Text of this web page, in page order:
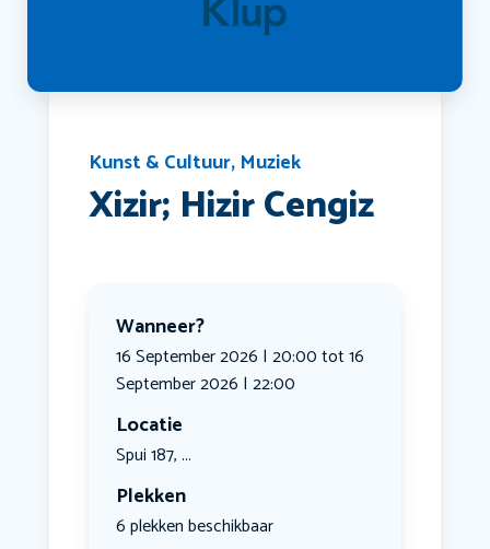
Kunst & Cultuur, Muziek
Xizir; Hizir Cengiz
Wanneer?
16 September 2026 | 20:00 tot 16
September 2026 | 22:00
Locatie
Spui 187, ...
Plekken
6 plekken beschikbaar